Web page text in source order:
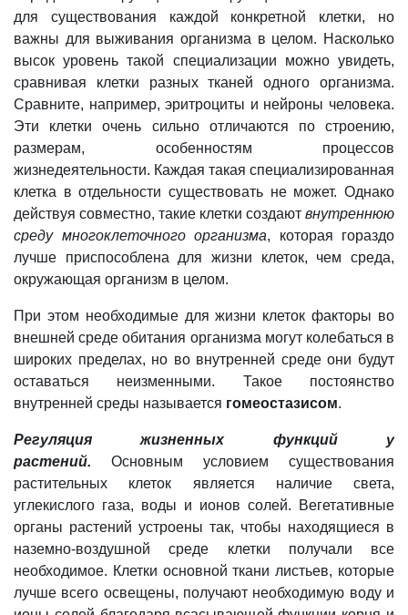
для существования каждой конкретной клетки, но
важны для выживания организма в целом. Насколько
высок уровень такой специализации можно увидеть,
сравнивая клетки разных тканей одного организма.
Сравните, например, эритроциты и нейроны человека.
Эти клетки очень сильно отличаются по строению,
размерам, особенностям процессов
жизнедеятельности. Каждая такая специализированная
клетка в отдельности существовать не может. Однако
действуя совместно, такие клетки создают внутреннюю
среду многоклеточного организма, которая гораздо
лучше приспособлена для жизни клеток, чем среда,
окружающая организм в целом.
При этом необходимые для жизни клеток факторы во
внешней среде обитания организма могут колебаться в
широких пределах, но во внутренней среде они будут
оставаться неизменными. Такое постоянство
внутренней среды называется гомеостазисом.
Регуляция жизненных функций у
растений. Основным условием существования
растительных клеток является наличие света,
углекислого газа, воды и ионов солей. Вегетативные
органы растений устроены так, чтобы находящиеся в
наземно-воздушной среде клетки получали все
необходимое. Клетки основной ткани листьев, которые
лучше всего освещены, получают необходимую воду и